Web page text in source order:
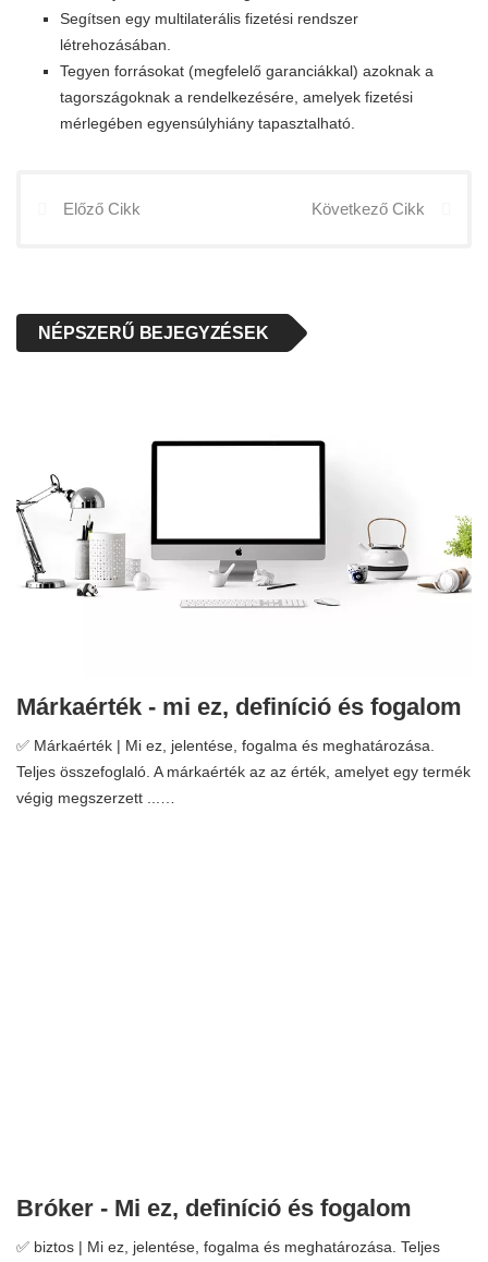
Segítsen egy multilaterális fizetési rendszer
létrehozásában.
Tegyen forrásokat (megfelelő garanciákkal) azoknak a
tagországoknak a rendelkezésére, amelyek fizetési
mérlegében egyensúlyhiány tapasztalható.
Előző Cikk Következő Cikk
NÉPSZERŰ BEJEGYZÉSEK
Márkaérték - mi ez, definíció és fogalom
✅ Márkaérték | Mi ez, jelentése, fogalma és meghatározása.
Teljes összefoglaló. A márkaérték az az érték, amelyet egy termék
végig megszerzett ...…
Bróker - Mi ez, definíció és fogalom
✅ biztos | Mi ez, jelentése, fogalma és meghatározása. Teljes